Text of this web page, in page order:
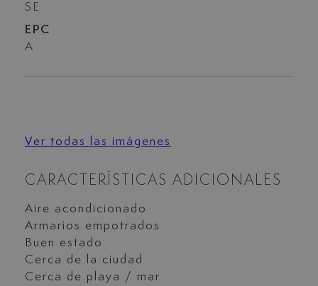
SE
EPC
A
Ver todas las imágenes
CARACTERÍSTICAS ADICIONALES
Aire acondicionado
Armarios empotrados
Buen estado
Cerca de la ciudad
Cerca de playa / mar